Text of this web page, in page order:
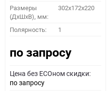
Размеры
(ДхШхВ), мм:
302x172x220
Полярность: 1
по запросу
Цена без ECOном скидки:
по запросу